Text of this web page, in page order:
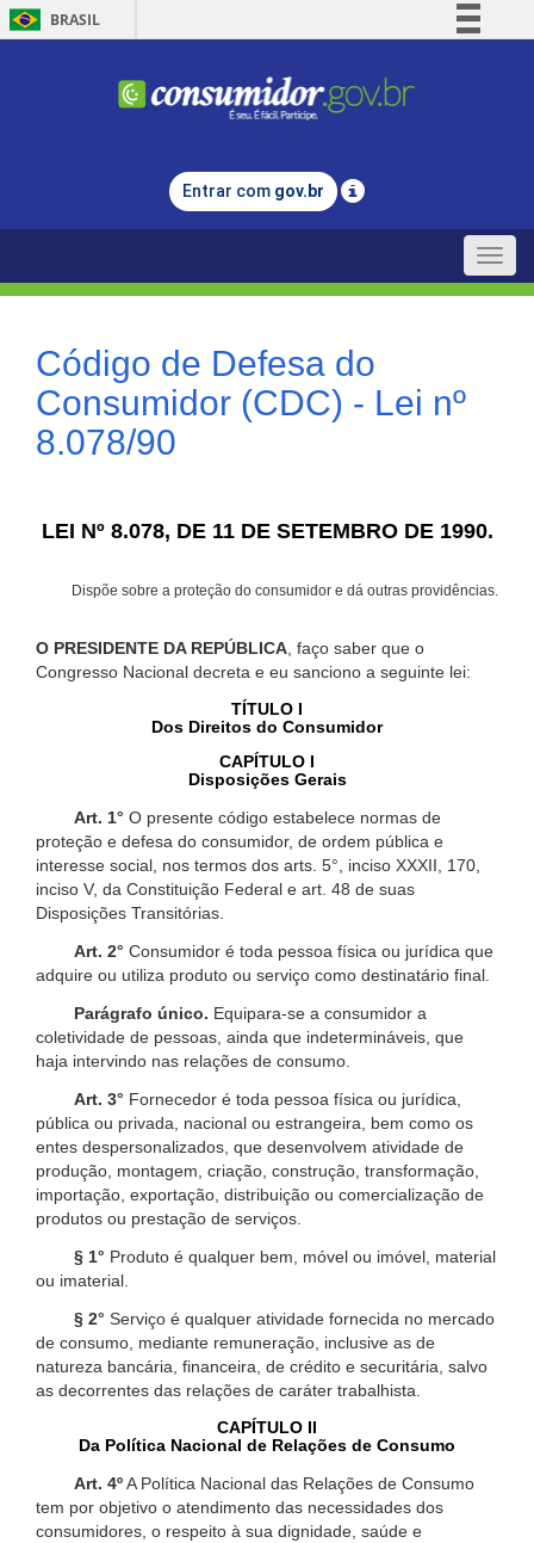
BRASIL
Comunica BR
Legislação
Entrar com gov.br
Toggle
Código de Defesa do
Consumidor (CDC) - Lei nº
8.078/90
LEI Nº 8.078, DE 11 DE SETEMBRO DE 1990.
Dispõe sobre a proteção do consumidor e dá outras providências.
O PRESIDENTE DA REPÚBLICA , faço saber que o
Congresso Nacional decreta e eu sanciono a seguinte lei:
TÍTULO I
Dos Direitos do Consumidor
CAPÍTULO I
Disposições Gerais
Art. 1° O presente código estabelece normas de
proteção e defesa do consumidor, de ordem pública e
interesse social, nos termos dos arts. 5°, inciso XXXII, 170,
inciso V, da Constituição Federal e art. 48 de suas
Disposições Transitórias.
Art. 2° Consumidor é toda pessoa física ou jurídica que
adquire ou utiliza produto ou serviço como destinatário final.
Parágrafo único. Equipara-se a consumidor a
coletividade de pessoas, ainda que indetermináveis, que
haja intervindo nas relações de consumo.
Art. 3° Fornecedor é toda pessoa física ou jurídica,
pública ou privada, nacional ou estrangeira, bem como os
entes despersonalizados, que desenvolvem atividade de
produção, montagem, criação, construção, transformação,
importação, exportação, distribuição ou comercialização de
produtos ou prestação de serviços.
§ 1° Produto é qualquer bem, móvel ou imóvel, material
ou imaterial.
§ 2° Serviço é qualquer atividade fornecida no mercado
de consumo, mediante remuneração, inclusive as de
natureza bancária, financeira, de crédito e securitária, salvo
as decorrentes das relações de caráter trabalhista.
CAPÍTULO II
Da Política Nacional de Relações de Consumo
Art. 4ºA Política Nacional das Relações de Consumo
tem por objetivo o atendimento das necessidades dos
consumidores, o respeito à sua dignidade, saúde e